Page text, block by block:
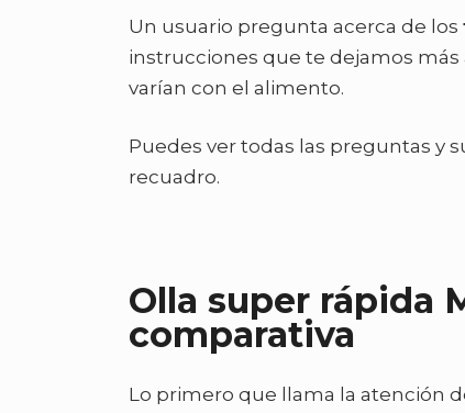
Un usuario pregunta acerca de los
instrucciones que te dejamos
varían con el alimento.
Puedes ver todas las preguntas y
recuadro.
Olla super rápida
comparativa
Lo primero que llama la atención